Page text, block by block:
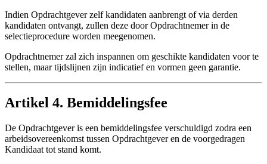
Indien Opdrachtgever zelf kandidaten aanbrengt of via derden
kandidaten ontvangt, zullen deze door Opdrachtnemer in de
selectieprocedure worden meegenomen.
Opdrachtnemer zal zich inspannen om geschikte kandidaten voor te
stellen, maar tijdslijnen zijn indicatief en vormen geen garantie.
Artikel 4. Bemiddelingsfee
De Opdrachtgever is een bemiddelingsfee verschuldigd zodra een
arbeidsovereenkomst tussen Opdrachtgever en de voorgedragen
Kandidaat tot stand komt.